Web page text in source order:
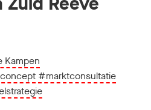
Kampen
#marktconsultatie